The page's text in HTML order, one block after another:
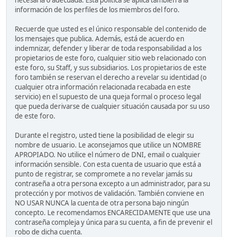
información de los perfiles de los miembros del foro.
Recuerde que usted es el único responsable del contenido de
los mensajes que publica. Además, está de acuerdo en
indemnizar, defender y liberar de toda responsabilidad a los
propietarios de este foro, cualquier sitio web relacionado con
este foro, su Staff, y sus subsidiarios. Los propietarios de este
foro también se reservan el derecho a revelar su identidad (o
cualquier otra información relacionada recabada en este
servicio) en el supuesto de una queja formal o proceso legal
que pueda derivarse de cualquier situación causada por su uso
de este foro.
Durante el registro, usted tiene la posibilidad de elegir su
nombre de usuario. Le aconsejamos que utilice un NOMBRE
APROPIADO. No utilice el número de DNI, email o cualquier
información sensible. Con esta cuenta de usuario que está a
punto de registrar, se compromete a no revelar jamás su
contraseña a otra persona excepto a un administrador, para su
protección y por motivos de validación. También conviene en
NO USAR NUNCA la cuenta de otra persona bajo ningún
concepto. Le recomendamos ENCARECIDAMENTE que use una
contraseña compleja y única para su cuenta, a fin de prevenir el
robo de dicha cuenta.